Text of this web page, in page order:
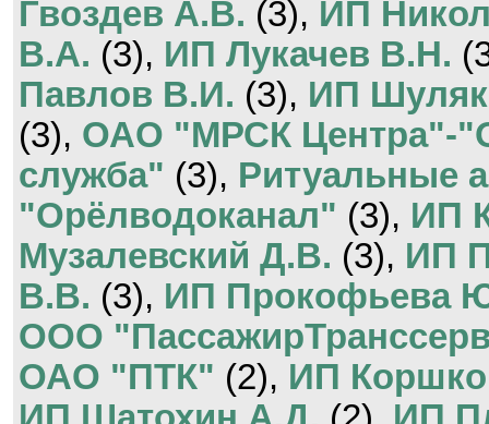
Гвоздев А.В. (3), ИП
В.А. (3), ИП Лукачев В.Н.
Павлов В.И. (3), ИП
(3), ОАО "МРСК Центра"-
служба" (3), Ритуальные
"Орёлводоканал" (3), ИП
Музалевский Д.В. (3), ИП
В.В. (3), ИП Прокофьева
ООО
ОАО "ПТК" (2), ИП